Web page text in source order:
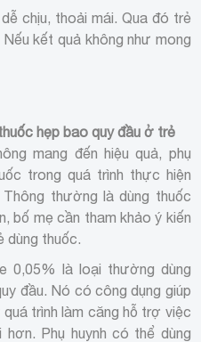
chịu, thoải mái. Qua đó trẻ
kết quả không như mong
hẹp bao quy đầu ở trẻ
mang đến hiệu quả, phụ
trong quá trình thực hiện
thường là dùng thuốc
bố mẹ cần tham khảo ý kiến
thuốc.
0,05% là loại thường dùng
đầu. Nó có công dụng giúp
trình làm căng hỗ trợ việc
Phụ huynh có thể dùng